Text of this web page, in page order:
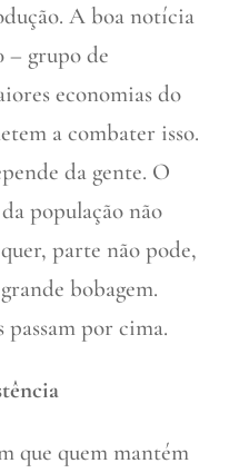
A boa notícia
– grupo de
economias do
a combater isso.
da gente. O
população não
parte não pode,
bobagem.
passam por cima.
que quem mantém